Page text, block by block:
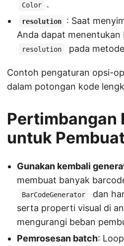
Color .
resolution
: Saat
Anda dapat menentukan
resolution pada metode
Contoh pengaturan opsi-
dalam potongan kode
Pertimbangan
untuk
Gunakan kembali
membuat banyak
BarCodeGenerator dan
serta properti visual di
mengurangi beban
Pemrosesan batch: